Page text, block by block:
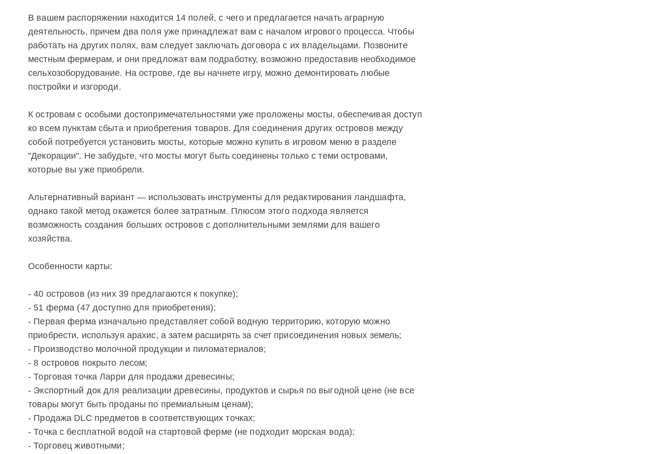
В вашем распоряжении находится 14 полей, с чего и предлагается начать аграрную
деятельность, причем два поля уже принадлежат вам с началом игрового процесса. Чтобы
работать на других полях, вам следует заключать договора с их владельцами. Позвоните
местным фермерам, и они предложат вам подработку, возможно предоставив необходимое
сельхозоборудование. На острове, где вы начнете игру, можно демонтировать любые
постройки и изгороди.
К островам с особыми достопримечательностями уже проложены мосты, обеспечивая доступ
ко всем пунктам сбыта и приобретения товаров. Для соединения других островов между
собой потребуется установить мосты, которые можно купить в игровом меню в разделе
"Декорации". Не забудьте, что мосты могут быть соединены только с теми островами,
которые вы уже приобрели.
Альтернативный вариант — использовать инструменты для редактирования ландшафта,
однако такой метод окажется более затратным. Плюсом этого подхода является
возможность создания больших островов с дополнительными землями для вашего
хозяйства.
Особенности карты:
- 40 островов (из них 39 предлагаются к покупке);
- 51 ферма (47 доступно для приобретения);
- Первая ферма изначально представляет собой водную территорию, которую можно
приобрести, используя арахис, а затем расширять за счет присоединения новых земель;
- Производство молочной продукции и пиломатериалов;
- 8 островов покрыто лесом;
- Торговая точка Ларри для продажи древесины;
- Экспортный док для реализации древесины, продуктов и сырья по выгодной цене (не все
товары могут быть проданы по премиальным ценам);
- Продажа DLC предметов в соответствующих точках;
- Точка с бесплатной водой на стартовой ферме (не подходит морская вода);
- Торговец животными;